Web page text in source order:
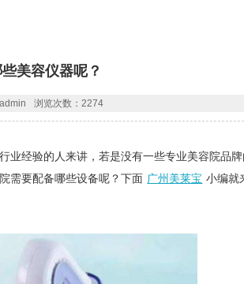
美容仪器呢？
浏览次数：2274
经验的人来讲，若是没有一些专业美容院品
需要配备哪些设备呢？下面 广州美莱宝 小编就